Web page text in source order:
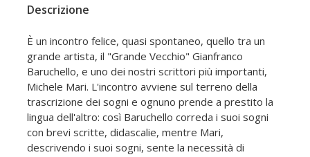
Descrizione
È un incontro felice, quasi spontaneo, quello tra un
grande artista, il "Grande Vecchio" Gianfranco
Baruchello, e uno dei nostri scrittori più importanti,
Michele Mari. L'incontro avviene sul terreno della
trascrizione dei sogni e ognuno prende a prestito la
lingua dell'altro: così Baruchello correda i suoi sogni
con brevi scritte, didascalie, mentre Mari,
descrivendo i suoi sogni, sente la necessità di